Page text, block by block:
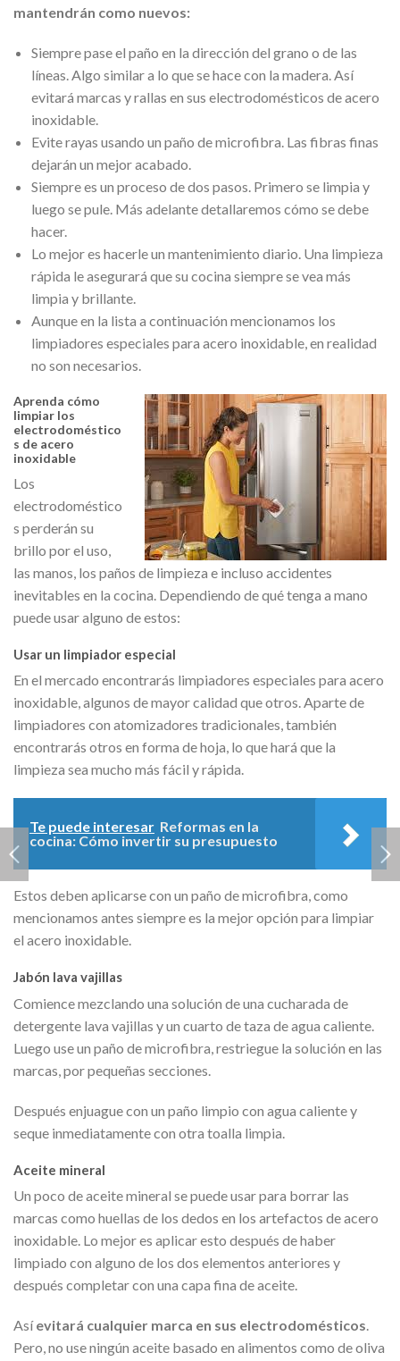
mantendrán como nuevos:
Siempre pase el paño en la dirección del grano o de las
líneas. Algo similar a lo que se hace con la madera. Así
evitará marcas y rallas en sus electrodomésticos de acero
inoxidable.
Evite rayas usando un paño de microfibra. Las fibras finas
dejarán un mejor acabado.
Siempre es un proceso de dos pasos. Primero se limpia y
luego se pule. Más adelante detallaremos cómo se debe
hacer.
Lo mejor es hacerle un mantenimiento diario. Una limpieza
rápida le asegurará que su cocina siempre se vea más
limpia y brillante.
Aunque en la lista a continuación mencionamos los
limpiadores especiales para acero inoxidable, en realidad
no son necesarios.
Aprenda cómo
limpiar los
electrodoméstico
s de acero
inoxidable
Los
electrodoméstico
s perderán su
brillo por el uso,
las manos, los paños de limpieza e incluso accidentes
inevitables en la cocina. Dependiendo de qué tenga a mano
puede usar alguno de estos:
Usar un limpiador especial
En el mercado encontrarás limpiadores especiales para acero
inoxidable, algunos de mayor calidad que otros. Aparte de
limpiadores con atomizadores tradicionales, también
encontrarás otros en forma de hoja, lo que hará que la
limpieza sea mucho más fácil y rápida.
Te puede interesar Reformas en la
cocina: Cómo invertir su presupuesto
Estos deben aplicarse con un paño de microfibra, como
mencionamos antes siempre es la mejor opción para limpiar
el acero inoxidable.
Jabón lava vajillas
Comience mezclando una solución de una cucharada de
detergente lava vajillas y un cuarto de taza de agua caliente.
Luego use un paño de microfibra, restriegue la solución en las
marcas, por pequeñas secciones.
Después enjuague con un paño limpio con agua caliente y
seque inmediatamente con otra toalla limpia.
Aceite mineral
Un poco de aceite mineral se puede usar para borrar las
marcas como huellas de los dedos en los artefactos de acero
inoxidable. Lo mejor es aplicar esto después de haber
limpiado con alguno de los dos elementos anteriores y
después completar con una capa fina de aceite.
Asíevitará cualquier marca en sus electrodomésticos.
Pero, no use ningún aceite basado en alimentos como de oliva